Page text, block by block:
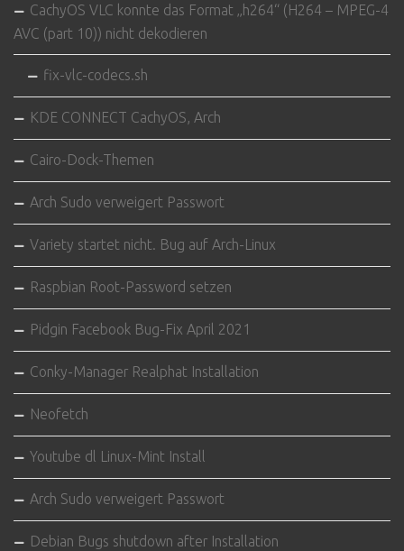
CachyOS VLC konnte das Format „h264“ (H264 – MPEG-4
AVC (part 10)) nicht dekodieren
fix-vlc-codecs.sh
KDE CONNECT CachyOS, Arch
Cairo-Dock-Themen
Arch Sudo verweigert Passwort
Variety startet nicht. Bug auf Arch-Linux
Raspbian Root-Password setzen
Pidgin Facebook Bug-Fix April 2021
Conky-Manager Realphat Installation
Neofetch
Youtube dl Linux-Mint Install
Arch Sudo verweigert Passwort
Debian Bugs shutdown after Installation